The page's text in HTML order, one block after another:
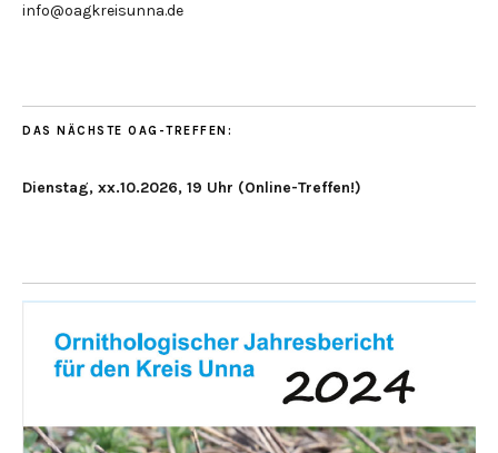
info@oagkreisunna.de
DAS NÄCHSTE OAG-TREFFEN:
Dienstag, xx.10.2026, 19 Uhr (Online-Treffen!)